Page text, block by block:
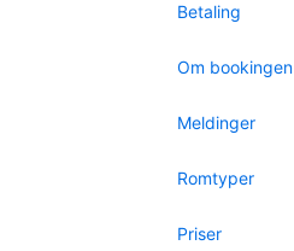
Betaling
Om bookingen
Meldinger
Romtyper
Priser